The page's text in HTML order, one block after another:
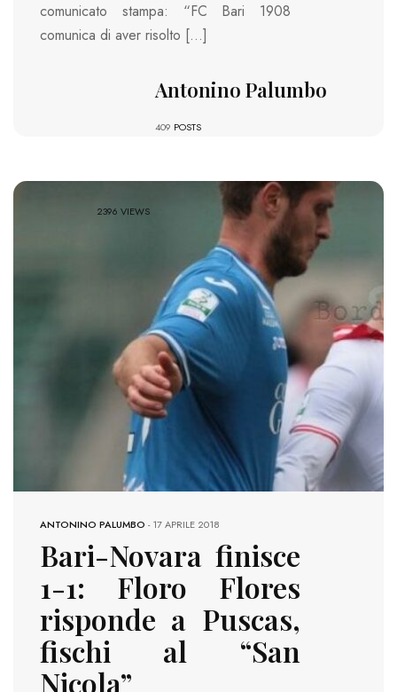
comunicato stampa: “FC Bari 1908
comunica di aver risolto […]
Antonino Palumbo
409 POSTS
2396 VIEWS
ANTONINO PALUMBO -17 APRILE 2018
Bari-Novara finisce
1-1: Floro Flores
risponde a Puscas,
fischi al “San
Nicola”